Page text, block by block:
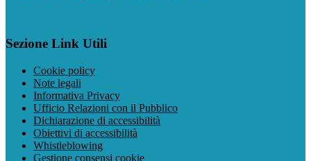
Sezione Link Utili
Cookie policy
Note legali
Informativa Privacy
Ufficio Relazioni con il Pubblico
Dichiarazione di accessibilità
Obiettivi di accessibilità
Whistleblowing
Gestione consensi cookie